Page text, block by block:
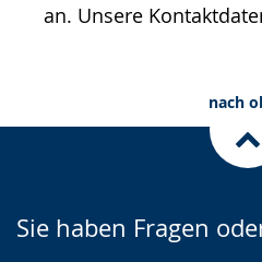
an. Unsere
nach
Sie haben Fragen